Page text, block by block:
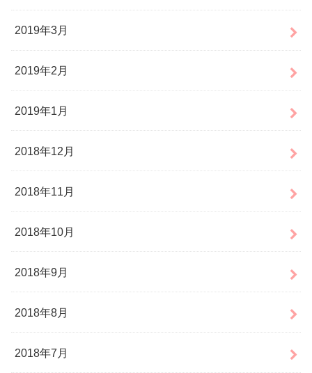
2019年3月
2019年2月
2019年1月
2018年12月
2018年11月
2018年10月
2018年9月
2018年8月
2018年7月